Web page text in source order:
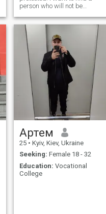
person who will not be
most important thing is no
lies, only the truth
Артем
25 • Kyiv, Kiev, Ukraine
Seeking: Female 18 - 32
Education: Vocational
College